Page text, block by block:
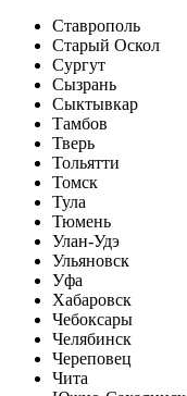
Ставрополь
Старый Оскол
Сургут
Сызрань
Сыктывкар
Тамбов
Тверь
Тольятти
Томск
Тула
Тюмень
Улан-Удэ
Ульяновск
Уфа
Хабаровск
Чебоксары
Челябинск
Череповец
Чита